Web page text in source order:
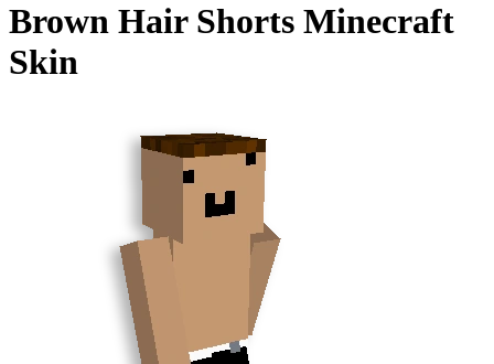
Brown Hair Shorts Minecraft
Skin